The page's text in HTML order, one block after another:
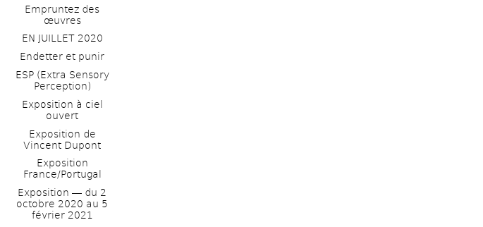
Empruntez des
œuvres
EN JUILLET 2020
Endetter et punir
ESP (Extra Sensory
Perception)
Exposition à ciel
ouvert
Exposition de
Vincent Dupont
Exposition
France/Portugal
Exposition ― du 2
octobre 2020 au 5
février 2021